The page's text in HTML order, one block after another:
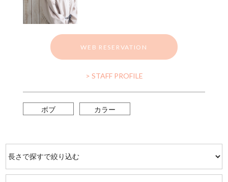
WEB RESERVATION
> STAFF PROFILE
ボブ カラー